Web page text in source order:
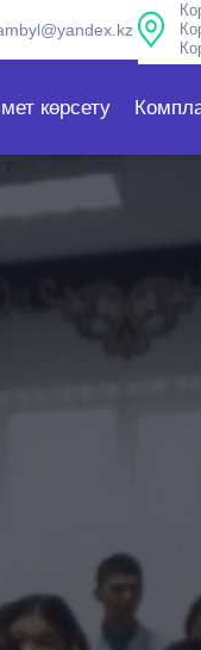
көрсету